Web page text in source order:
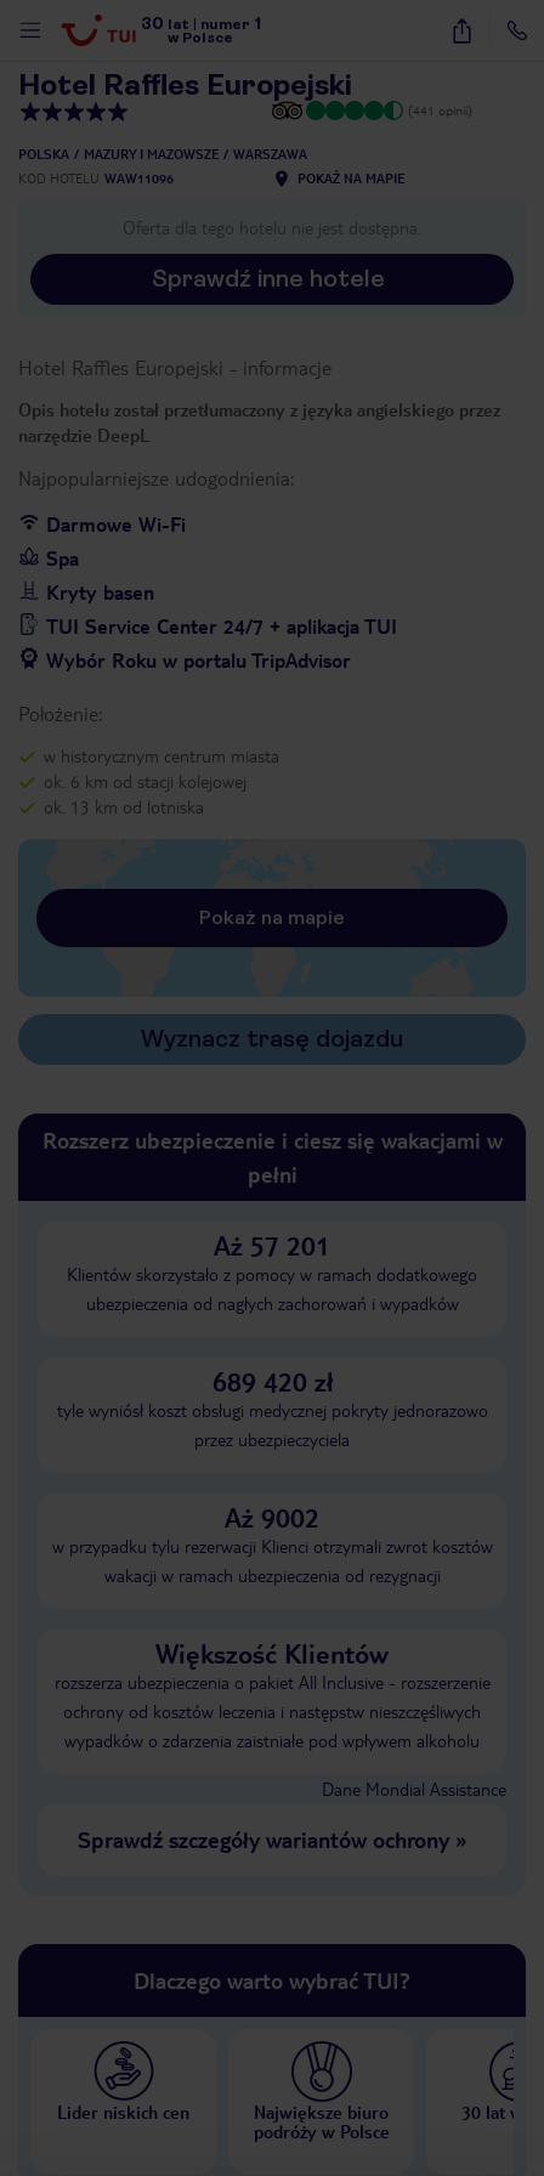
30 lat numer 1
w Polsce
9
Hotel Raffles Europejski
(441 opinii)
POLSKA MAZURY I MAZOWSZE
WARSZAWA
KOD HOTELU WAW11096 POKAŻ NA MAPIE
Oferta dla tego hotelu nie jest dostępna.
Sprawdź inne hotele
Hotel Raffles Europejski - informacje
Opis hotelu został przetłumaczony z języka angielskiego przez
narzędzie DeepL
Najpopularniejsze udogodnienia:
Darmowe Wi-Fi
Spa
Kryty basen
TUI Service Center 24/7 + aplikacja TUI
Wybór Roku w portalu TripAdvisor
Położenie:
w historycznym centrum miasta
ok. 6 km od stacji kolejowej
ok. 13 km od lotniska
Pokaż na mapie
Wyznacz trasę dojazdu
Rozszerz ubezpieczenie i ciesz się wakacjami w
pełni
Aż 57 201
Klientów skorzystało z pomocy w ramach dodatkowego
ubezpieczenia od nagłych zachorowań i wypadków
689 420 zł
tyle wyniósł koszt obsługi medycznej pokryty jednorazowo
przez ubezpieczyciela
Aż 9002
w przypadku tylu rezerwacji Klienci otrzymali zwrot kosztów
wakacji w ramach ubezpieczenia od rezygnacji
Większość Klientów
rozszerza ubezpieczenia o pakiet All Inclusive - rozszerzenie
ochrony od kosztów leczenia i następstw nieszczęśliwych
wypadków o zdarzenia zaistniałe pod wpływem alkoholu
Dane Mondial Assistance
Sprawdź szczegóły wariantów ochrony»
Dlaczego warto wybrać TUI?
Lider niskich cen
Największe biuro
podróży w Polsce
30 lat w